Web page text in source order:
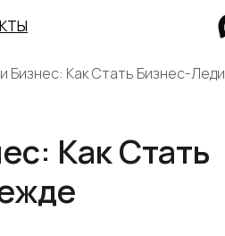
Бизнес: Как Стать Бизнес-Леди
Как Стать